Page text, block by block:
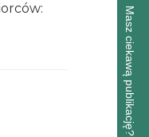
Masz ciekawą publikację?